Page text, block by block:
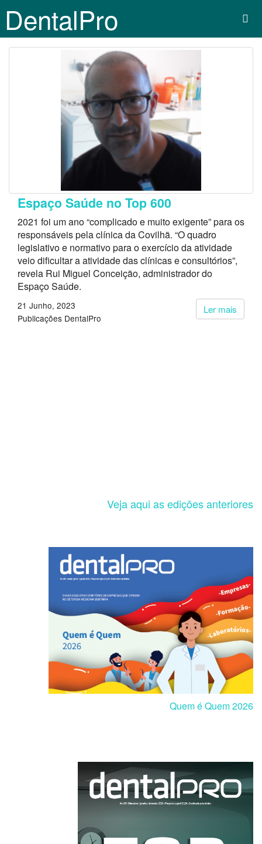
DentalPro
Espaço Saúde no Top 600
2021 foi um ano “complicado e muito exigente” para os
responsáveis pela clínica da Covilhã. “O quadro
legislativo e normativo para o exercício da atividade
veio dificultar a atividade das clínicas e consultórios”,
revela Rui Miguel Conceição, administrador do
Espaço Saúde.
Ler mais
21 Junho, 2023
Publicações DentalPro
Veja aqui as edições anteriores
Quem é Quem 2026